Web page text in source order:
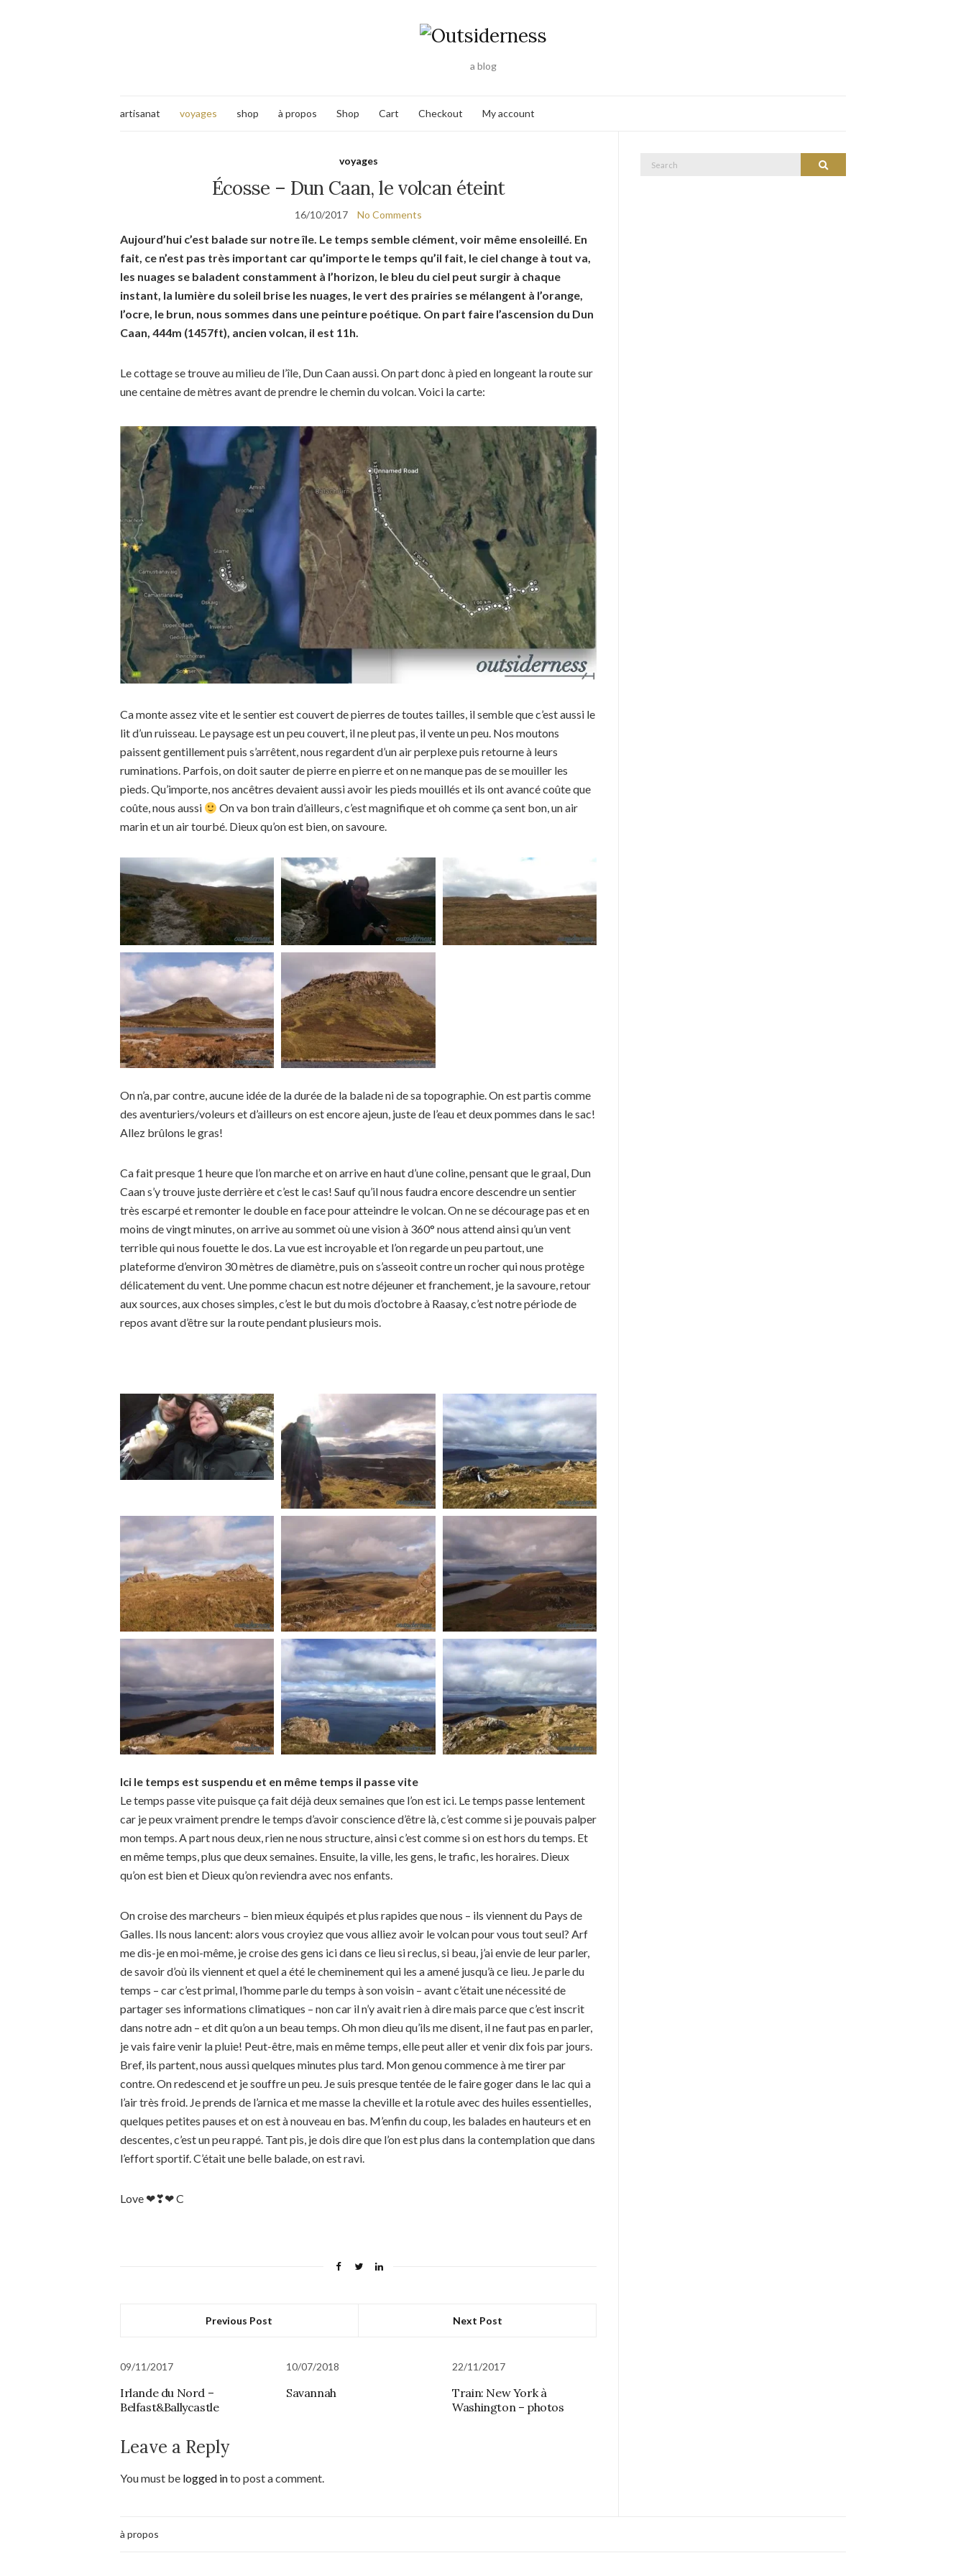
a blog
artisanat voyages shop à propos Shop Cart Checkout My account
voyages
Écosse – Dun Caan, le volcan éteint
16/10/2017 No Comments
Aujourd’hui c’est balade sur notre île. Le temps semble clément, voir même ensoleillé. En
fait, ce n’est pas très important car qu’importe le temps qu’il fait, le ciel change à tout va,
les nuages se baladent constamment à l’horizon, le bleu du ciel peut surgir à chaque
instant, la lumière du soleil brise les nuages, le vert des prairies se mélangent à l’orange,
l’ocre, le brun, nous sommes dans une peinture poétique. On part faire l’ascension du Dun
Caan, 444m (1457ft), ancien volcan, il est 11h.
Le cottage se trouve au milieu de l’île, Dun Caan aussi. On part donc à pied en longeant la route sur
une centaine de mètres avant de prendre le chemin du volcan. Voici la carte:
Ca monte assez vite et le sentier est couvert de pierres de toutes tailles, il semble que c’est aussi le
lit d’un ruisseau. Le paysage est un peu couvert, il ne pleut pas, il vente un peu. Nos moutons
paissent gentillement puis s’arrêtent, nous regardent d’un air perplexe puis retourne à leurs
ruminations. Parfois, on doit sauter de pierre en pierre et on ne manque pas de se mouiller les
pieds. Qu’importe, nos ancêtres devaient aussi avoir les pieds mouillés et ils ont avancé coûte que
coûte, nous aussi
On va bon train d’ailleurs, c’est magnifique et oh comme ça sent bon, un air
marin et un air tourbé. Dieux qu’on est bien, on savoure.
On n’a, par contre, aucune idée de la durée de la balade ni de sa topographie. On est partis comme
des aventuriers/voleurs et d’ailleurs on est encore ajeun, juste de l’eau et deux pommes dans le sac!
Allez brûlons le gras!
Ca fait presque 1 heure que l’on marche et on arrive en haut d’une coline, pensant que le graal, Dun
Caan s’y trouve juste derrière et c’est le cas! Sauf qu’il nous faudra encore descendre un sentier
très escarpé et remonter le double en face pour atteindre le volcan. On ne se décourage pas et en
moins de vingt minutes, on arrive au sommet où une vision à 360° nous attend ainsi qu’un vent
terrible qui nous fouette le dos. La vue est incroyable et l’on regarde un peu partout, une
plateforme d’environ 30 mètres de diamètre, puis on s’asseoit contre un rocher qui nous protège
délicatement du vent. Une pomme chacun est notre déjeuner et franchement, je la savoure, retour
aux sources, aux choses simples, c’est le but du mois d’octobre à Raasay, c’est notre période de
repos avant d’être sur la route pendant plusieurs mois.
Ici le temps est suspendu et en même temps il passe vite
Le temps passe vite puisque ça fait déjà deux semaines que l’on est ici. Le temps passe lentement
car je peux vraiment prendre le temps d’avoir conscience d’être là, c’est comme si je pouvais palper
mon temps. A part nous deux, rien ne nous structure, ainsi c’est comme si on est hors du temps. Et
en même temps, plus que deux semaines. Ensuite, la ville, les gens, le trafic, les horaires. Dieux
qu’on est bien et Dieux qu’on reviendra avec nos enfants.
On croise des marcheurs – bien mieux équipés et plus rapides que nous – ils viennent du Pays de
Galles. Ils nous lancent: alors vous croyiez que vous alliez avoir le volcan pour vous tout seul? Arf
me dis-je en moi-même, je croise des gens ici dans ce lieu si reclus, si beau, j’ai envie de leur parler,
de savoir d’où ils viennent et quel a été le cheminement qui les a amené jusqu’à ce lieu. Je parle du
temps – car c’est primal, l’homme parle du temps à son voisin – avant c’était une nécessité de
partager ses informations climatiques – non car il n’y avait rien à dire mais parce que c’est inscrit
dans notre adn – et dit qu’on a un beau temps. Oh mon dieu qu’ils me disent, il ne faut pas en parler,
je vais faire venir la pluie! Peut-être, mais en même temps, elle peut aller et venir dix fois par jours.
Bref, ils partent, nous aussi quelques minutes plus tard. Mon genou commence à me tirer par
contre. On redescend et je souffre un peu. Je suis presque tentée de le faire goger dans le lac qui a
l’air très froid. Je prends de l’arnica et me masse la cheville et la rotule avec des huiles essentielles,
quelques petites pauses et on est à nouveau en bas. M’enfin du coup, les balades en hauteurs et en
descentes, c’est un peu rappé. Tant pis, je dois dire que l’on est plus dans la contemplation que dans
l’effort sportif. C’était une belle balade, on est ravi.
Love ❤︎❣❤︎ C
Previous Post Next Post
09/11/2017
Irlande du Nord –
Belfast&Ballycastle
10/07/2018
Savannah
22/11/2017
Train: New York à
Washington – photos
Leave a Reply
You must be logged into post a comment.
Search
à propos